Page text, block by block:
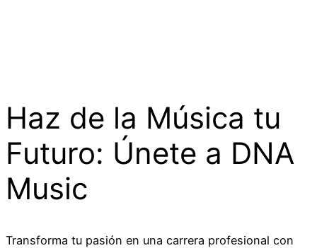
Haz de la Música tu
Futuro: Únete a DNA
Music
Transforma tu pasión en una carrera profesional con